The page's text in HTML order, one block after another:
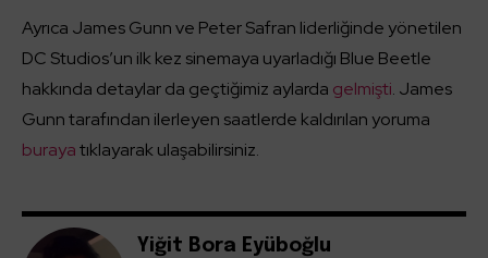
Ayrıca James Gunn ve Peter Safran liderliğinde yönetilen
DC Studios’un ilk kez sinemaya uyarladığı Blue Beetle
hakkında detaylar da geçtiğimiz aylarda gelmişti. James
Gunn tarafından ilerleyen saatlerde kaldırılan yoruma
burayatıklayarak ulaşabilirsiniz.
Yiğit Bora Eyüboğlu